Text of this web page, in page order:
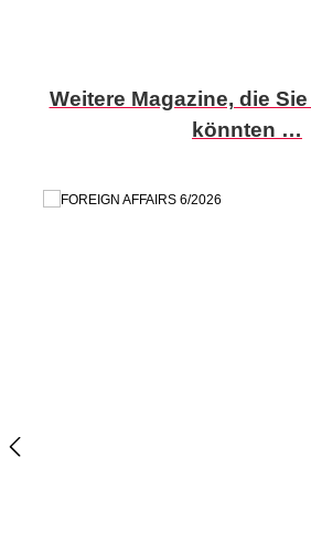
Produktgalerie überspringen
Weitere Magazine, die
könnten …